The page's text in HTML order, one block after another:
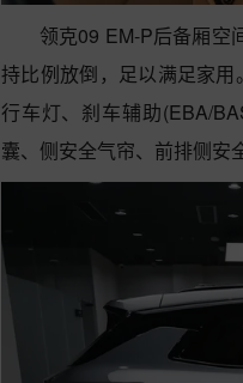
领克09 EM-P后备厢空
持比例放倒，足以满足家
行车灯、刹车辅助(EBA/
囊、侧安全气帘、前排侧安